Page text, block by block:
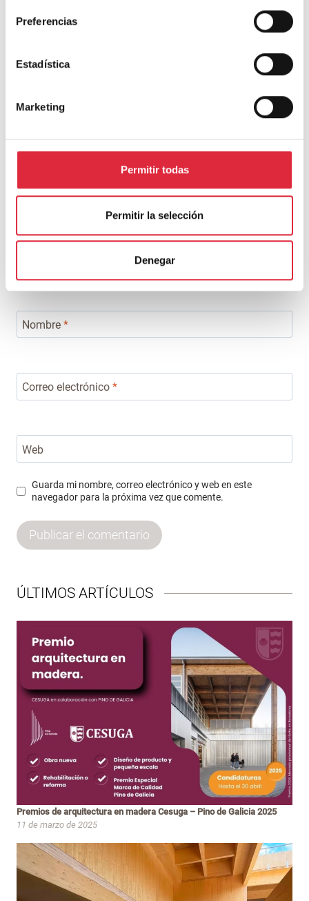
Preferencias
Estadística
Marketing
Permitir todas
Permitir la selección
Denegar
obligatorios están marcados con
Comentario*
Nombre *
Correo electrónico *
Web
Guarda mi nombre, correo electrónico y web en este
navegador para la próxima vez que comente.
ÚLTIMOS ARTÍCULOS
Premios de arquitectura en madera Cesuga – Pino de Galicia 2025
11 de marzo de 2025